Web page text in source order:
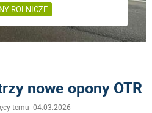
ROLNICZE
nowe opony OTR
temu 04.03.2026